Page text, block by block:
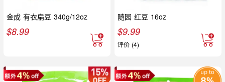
金成 有衣扁豆 340g/12oz
$8.99
随园 红豆 16oz
$9.99
评价 (4)